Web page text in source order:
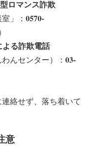
ロマンス詐欺
」： 0570-
る詐欺電話
んセンター）： 03-
絡せず、落ち着いて
意